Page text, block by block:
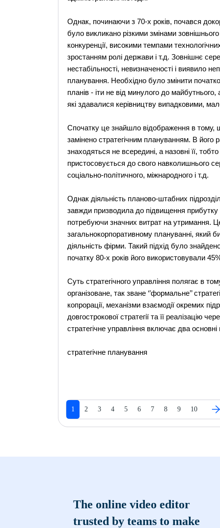
Однак, починаючи з 70-х років, почався
було викликано різкими змінами
конкуренції, високими темпами
зростанням ролі держави і т.д. Зовнішнє
нестабільності, невизначеності і виявило
планування. Необхідно було змінити
планів - іти не від минулого до
які здавалися керівництву випадковими,
Спочатку це знайшло відображення в тому,
замінено стратегічним плануванням. В його
знаходяться не всередині, а назовні її,
пристосовується до свого навколишнього
соціально-політичного, міжнародного і т.д.
Однак діяльність планово-штабних
завжди призводила до підвищення прибутку
потребуючи значних витрат на утримання.
загальнокорпоративному плануванні, який
діяльність фірми. Такий підхід було
початку 80-х років його використовували
Суть стратегічного управління полягає в
організоване, так зване ‘’формальне’’
копрорації, механізми взаємодії окремих
довгострокової стратегії та її реалізацію
стратегічне управління включає два
стратегічне планування
1 2 3 4 5 6 7 8 9 10
The online video editor
trusted by teams to make